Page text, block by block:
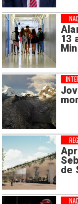
13
de